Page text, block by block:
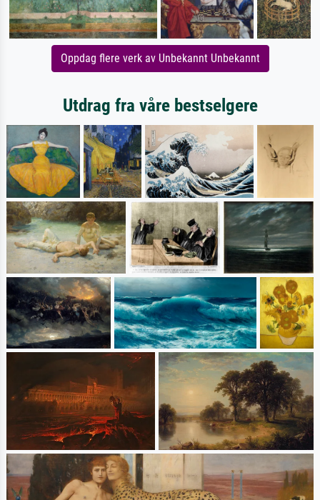
Oppdag flere verk av Unbekannt Unbekannt
Utdrag fra våre bestselgere